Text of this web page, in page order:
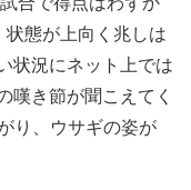
態が上向く兆しは
状況にネット上では
嘆き節が聞こえてく
り、ウサギの姿が